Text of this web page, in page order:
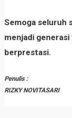
Semoga seluruh
menjadi generasi
berprestasi.
Penulis :
RIZKY NOVITASARI